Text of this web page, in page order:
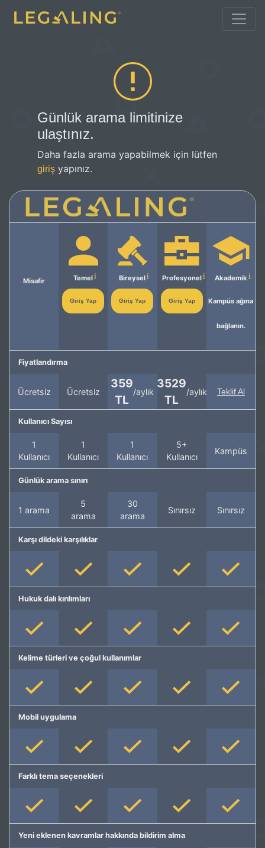
Günlük arama limitinize
ulaştınız.
Daha fazla arama yapabilmek için lütfen
giriş yapınız.
Misafir Temel
Giriş Yap
Bireysel
Giriş Yap
Profesyonel
Giriş Yap
Akademik
Kampüs ağına
bağlanın.
Fiyatlandırma
Ücretsiz Ücretsiz
359
TL
/aylık
3529
TL
/aylık Teklif Al
Kullanıcı Sayısı
1
Kullanıcı
1
Kullanıcı
1
Kullanıcı
5+
Kullanıcı
Kampüs
Günlük arama sınırı
1 arama
5
arama
30
arama
Sınırsız Sınırsız
Karşı dildeki karşılıklar
Hukuk dalı kırılımları
Kelime türleri ve çoğul kullanımlar
Mobil uygulama
Farklı tema seçenekleri
Yeni eklenen kavramlar hakkında bildirim alma